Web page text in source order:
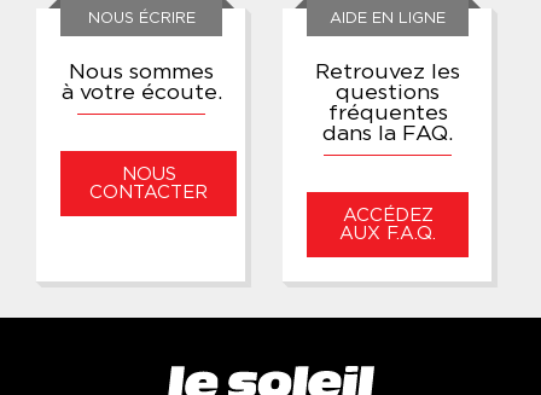
NOUS ÉCRIRE
Nous sommes
à votre écoute.
NOUS
CONTACTER
AIDE EN LIGNE
Retrouvez les
questions
fréquentes
dans la FAQ.
ACCÉDEZ
AUX F.A.Q.